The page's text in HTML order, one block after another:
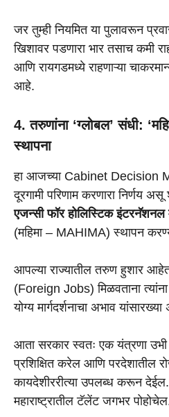
जर तुम्ही नियमित या पुलावरून
खिशावर पडणारा भार तसाच कमी
आणि रायगडमध्ये राहणाऱ्या
आहे.
4. तरुणांना ‘ग्लोबल’ संधी:
स्थापना
हा आजच्या Cabinet Decision
दूरगामी परिणाम करणारा निर्णय असू
एजन्सी फॉर होलिस्टिक इंटरनॅशनल
(महिमा – MAHIMA) स्थापन
आपल्या राज्यातील तरुण हुशार
(Foreign Jobs) मिळवताना
योग्य मार्गदर्शनाचा अभाव
आता सरकार स्वतः एक यंत्रणा
प्रशिक्षित करेल आणि परदेशातील
कायदेशीररीत्या उपलब्ध करून
महाराष्ट्रातील टॅलेंट जगभर